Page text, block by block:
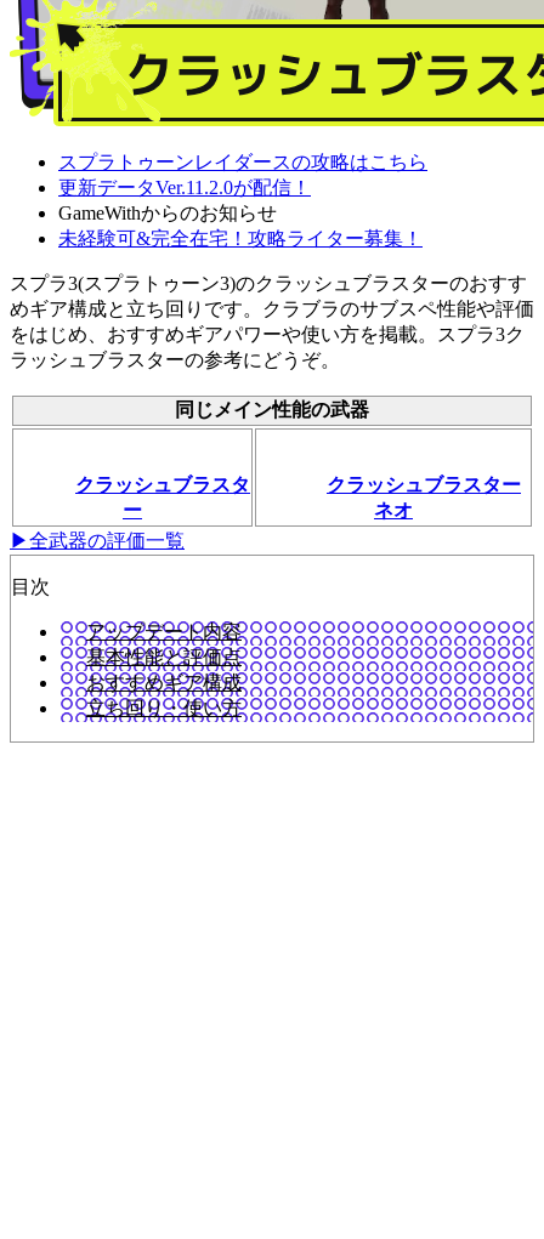
スプラトゥーンレイダースの攻略はこちら
更新データVer.11.2.0が配信！
GameWithからのお知らせ
未経験可&完全在宅！攻略ライター募集！
スプラ3(スプラトゥーン3)のクラッシュブラスターのおすす
めギア構成と立ち回りです。クラブラのサブスペ性能や評価
をはじめ、おすすめギアパワーや使い方を掲載。スプラ3ク
ラッシュブラスターの参考にどうぞ。
同じメイン性能の武器
クラッシュブラスタ
ー
クラッシュブラスター
ネオ
▶全武器の評価一覧
目次
アップデート内容
基本性能と評価点
おすすめギア構成
立ち回り・使い方